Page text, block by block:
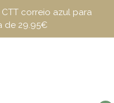
correio azul para
de 29.95€